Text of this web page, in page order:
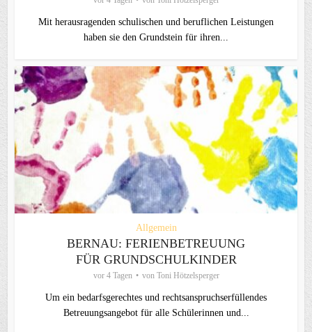
Mit herausragenden schulischen und beruflichen Leistungen
haben sie den Grundstein für ihren...
Allgemein
BERNAU: FERIENBETREUUNG
FÜR GRUNDSCHULKINDER
vor 4 Tagen von Toni Hötzelsperger
Um ein bedarfsgerechtes und rechtsanspruchserfüllendes
Betreuungsangebot für alle Schülerinnen und...